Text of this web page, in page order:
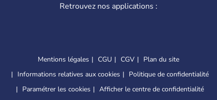
Retrouvez nos applications :
Mentions légales CGU CGV
Plan du site
Informations relatives aux cookies
Politique de confidentialité
Paramétrer les cookies
Afficher le centre de confidentialité